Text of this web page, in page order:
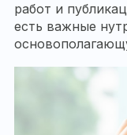
работ и
есть важные